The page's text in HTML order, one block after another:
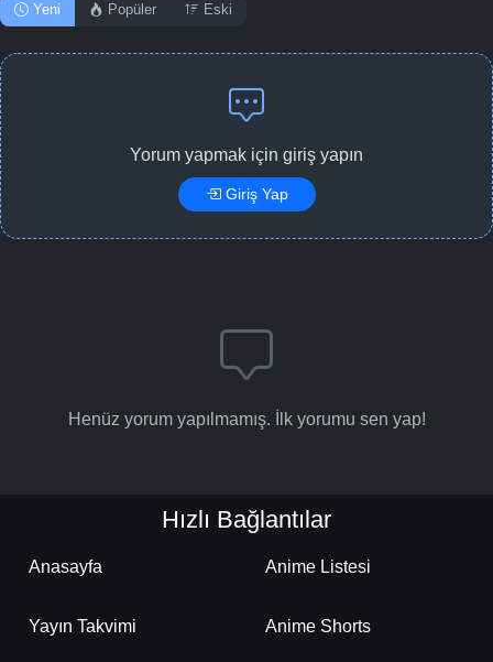
Yeni Popüler Eski
Yorum yapmak için giriş yapın
Giriş Yap
Henüz yorum yapılmamış. İlk yorumu sen yap!
Hızlı Bağlantılar
Anasayfa Anime Listesi
Yayın Takvimi Anime Shorts